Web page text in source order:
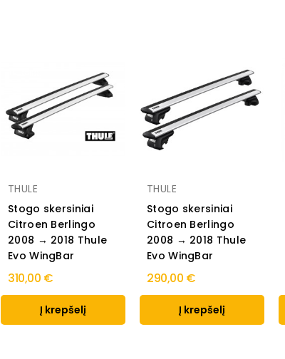
THULE
Stogo skersiniai
Citroen Berlingo
2008 → 2018 Thule
Evo WingBar
310,00 €
Į krepšelį
THULE
Stogo skersiniai
Citroen Berlingo
2008 → 2018 Thule
Evo WingBar
290,00 €
Į krepšelį